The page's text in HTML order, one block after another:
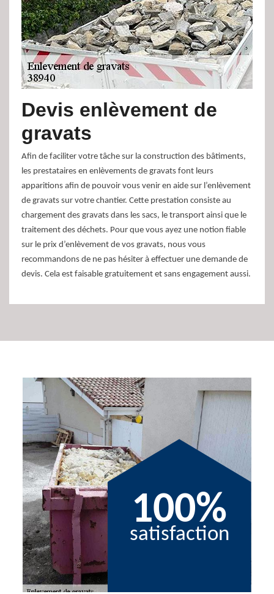
Devis enlèvement de
gravats
Afin de faciliter votre tâche sur la construction des bâtiments,
les prestataires en enlèvements de gravats font leurs
apparitions afin de pouvoir vous venir en aide sur l’enlèvement
de gravats sur votre chantier. Cette prestation consiste au
chargement des gravats dans les sacs, le transport ainsi que le
traitement des déchets. Pour que vous ayez une notion fiable
sur le prix d’enlèvement de vos gravats, nous vous
recommandons de ne pas hésiter à effectuer une demande de
devis. Cela est faisable gratuitement et sans engagement aussi.
100%
satisfaction